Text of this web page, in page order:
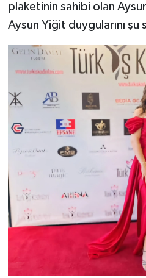
plaketinin sahibi olan
Aysun Yiğit duygularını